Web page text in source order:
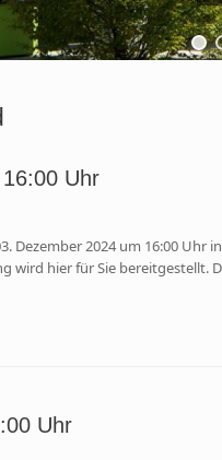
Uhr
2024 um 16:00 Uhr
wird hier für Sie bereitgestellt.
Uhr